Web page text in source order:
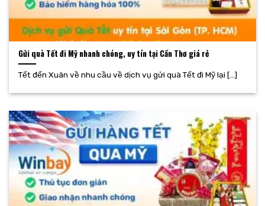
Gửi quà Tết đi Mỹ nhanh chóng, uy tín tại Cần Thơ giá rẻ
Tết đến Xuân về nhu cầu về dịch vụ gửi quà Tết đi Mỹ lại [...]